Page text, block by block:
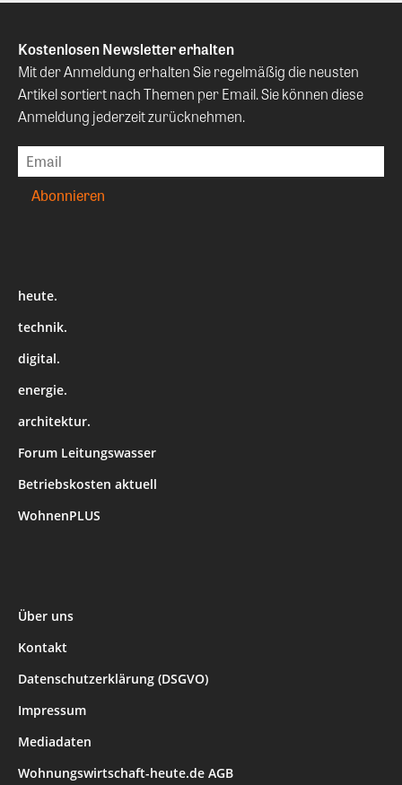
Kostenlosen Newsletter erhalten
Mit der Anmeldung erhalten Sie regelmäßig die neusten
Artikel sortiert nach Themen per Email. Sie können diese
Anmeldung jederzeit zurücknehmen.
heute.
technik.
digital.
energie.
architektur.
Forum Leitungswasser
Betriebskosten aktuell
WohnenPLUS
Über uns
Kontakt
Datenschutzerklärung (DSGVO)
Impressum
Mediadaten
Wohnungswirtschaft-heute.de AGB